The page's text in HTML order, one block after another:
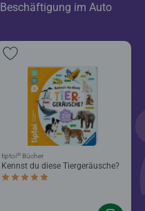
im Auto
Kennst du diese Tiergeräusche?
Durchschnittliche Bewertung 5.0 von 5
tiptoi® Bücher